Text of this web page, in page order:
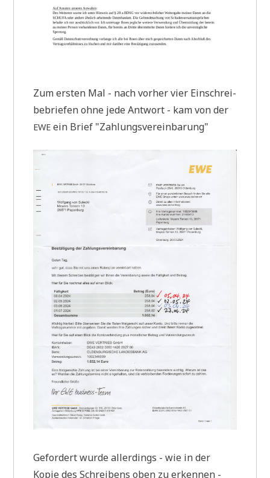
Zum ersten Mal - nach vor­her vier Ein­schrei­
be­brie­fen ohne jede Ant­wort - kam von der
EWE ein Brief "Zah­lungs­ver­ein­ba­rung"
Gefor­dert wur­de aller­dings - wie in der
Kopie des Schrei­bens oben zu erken­nen -